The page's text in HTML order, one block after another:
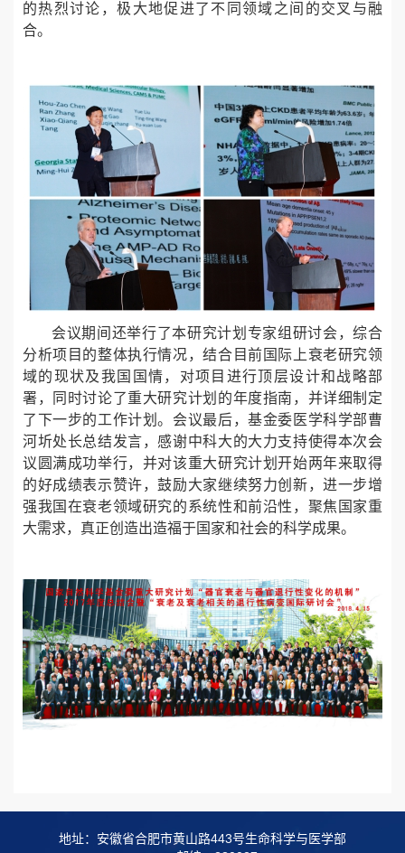
的热烈讨论，极大地促进了不同领域之间的交叉与融
合。
会议期间还举行了本研究计划专家组研讨会，综合
分析项目的整体执行情况，结合目前国际上衰老研究领
域的现状及我国国情，对项目进行顶层设计和战略部
署，同时讨论了重大研究计划的年度指南，并详细制定
了下一步的工作计划。会议最后，基金委医学科学部曹
河圻处长总结发言，感谢中科大的大力支持使得本次会
议圆满成功举行，并对该重大研究计划开始两年来取得
的好成绩表示赞许，鼓励大家继续努力创新，进一步增
强我国在衰老领域研究的系统性和前沿性，聚焦国家重
大需求，真正创造出造福于国家和社会的科学成果。
地址：安徽省合肥市黄山路443号生命科学与医学部